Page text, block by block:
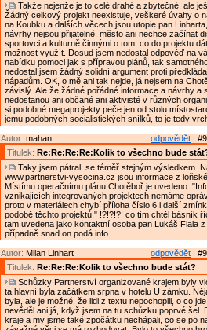
Takže nejenže je to celé drahé a zbytečné, ale
Žádný celkový projekt neexistuje, veškeré úvahy o
na Koubku a dalších věcech jsou utopie pan
návrhy nejsou přijatelné, město ani nechce začínat
sportovci a kulturně činnými o tom, co do projektu
možnost využít. Dosud jsem nedostal odpověď na
nabídku pomoci jak s přípravou plánů, tak
nedostal jsem žádný solidní argument proti
nápadům. OK, o mě ani tak nejde, já nejsem na
závislý. Ale že žádné pořádné informace a návrhy a
nedostanou ani občané ani aktivisté v různých
si podobné megaprojekty peče jen od stolu
jemu podobných socialistických snílků, to je tedy
odpovědět |
Autor: mahan
Titulek: Re:Re:Re:Re:Kolik to všechno bude
Taky jsem pátral, se téměř stejným výsledkem.
www.partnerstvi-vysocina.cz jsou informace z
Místímu operačnímu plánu Chotěboř je uvedeno:
vznikajících integrovaných projektech nemáme
proto v materiálech chybí příloha číslo 6 i další
podobě těchto projektů." !?!?!?! co tím chtěl básník
tam uvedena jako kontaktní osoba pan Lukáš Fiala
případně snad on podá info...
odpovědět |
Autor: Milan Linhart
Titulek: Re:Re:Re:Kolik to všechno bude stát?
Schůzky Partnerství organizované krajem byly
ta hlavní byla začátkem srpna v hotelu U zámku.
byla, ale je možné, že lidi z textu nepochopili, o co
nevěděl ani já, když jsem na tu schůzku poprvé šel.
kraje a my jsme také zpočátku nechápali, co se po